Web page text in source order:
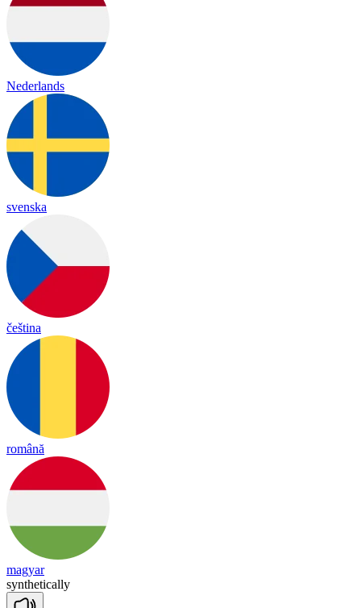
Nederlands
svenska
čeština
română
magyar
synthetically